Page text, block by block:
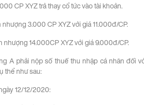
CP XYZ trả thay cổ tức vào tài khoản.
3.000 CP XYZ với giá 11.000đ/CP.
14.000CP XYZ với giá 9.000đ/CP.
A phải nộp số thuế thu nhập cá nhân đối
thể như sau:
12/12/2020: